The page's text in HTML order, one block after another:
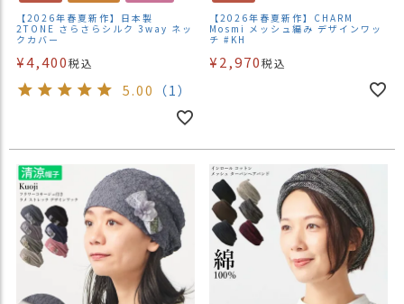
【2026年春夏新作】日本製
2TONE さらさらシルク 3way ネッ
クカバー
¥4,400税込
5.00 （1）
【2026年春夏新作】CHARM
Mosmi メッシュ編み デザインワッ
チ #KH
¥2,970税込